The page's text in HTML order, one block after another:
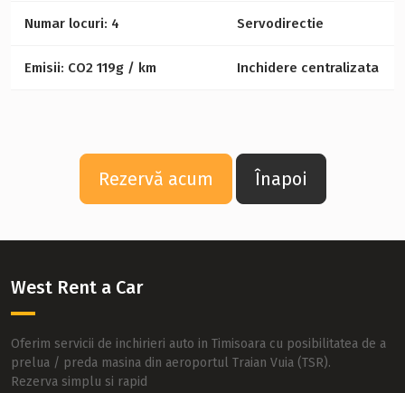
Numar locuri: 4 Servodirectie
Emisii: CO2 119g / km Inchidere centralizata
Rezervă acum Înapoi
West Rent a Car
Oferim servicii de inchirieri auto in Timisoara cu posibilitatea de a
prelua / preda masina din aeroportul Traian Vuia (TSR).
Rezerva simplu si rapid